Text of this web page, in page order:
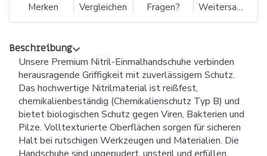
Merken Vergleichen Fragen? Weitersagen
Beschreibung
Unsere Premium Nitril-Einmalhandschuhe verbinden
herausragende Griffigkeit mit zuverlässigem Schutz.
Das hochwertige Nitrilmaterial ist reißfest,
chemikalienbeständig (Chemikalienschutz Typ B) und
bietet biologischen Schutz gegen Viren, Bakterien und
Pilze. Volltexturierte Oberflächen sorgen für sicheren
Halt bei rutschigen Werkzeugen und Materialien. Die